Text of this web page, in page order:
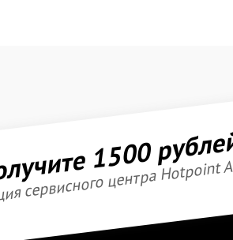
1500
сервисного центра Hotpoint